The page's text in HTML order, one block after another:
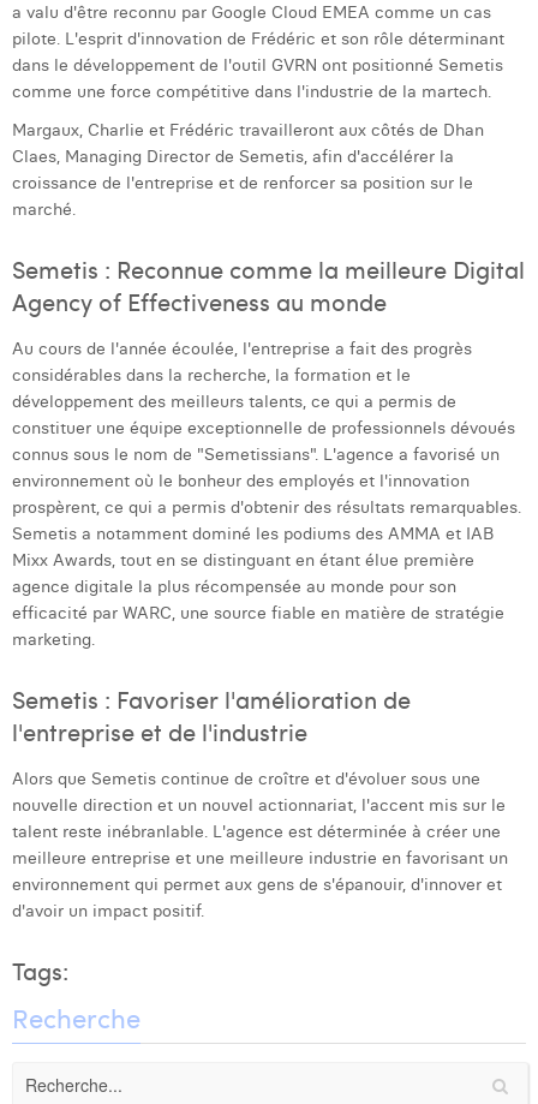
a valu d'être reconnu par Google Cloud EMEA comme un cas
pilote. L'esprit d'innovation de Frédéric et son rôle déterminant
dans le développement de l'outil GVRN ont positionné Semetis
comme une force compétitive dans l'industrie de la martech.
Margaux, Charlie et Frédéric travailleront aux côtés de Dhan
Claes, Managing Director de Semetis, afin d'accélérer la
croissance de l'entreprise et de renforcer sa position sur le
marché.
Semetis : Reconnue comme la meilleure Digital
Agency of Effectiveness au monde
Au cours de l'année écoulée, l'entreprise a fait des progrès
considérables dans la recherche, la formation et le
développement des meilleurs talents, ce qui a permis de
constituer une équipe exceptionnelle de professionnels dévoués
connus sous le nom de "Semetissians". L'agence a favorisé un
environnement où le bonheur des employés et l'innovation
prospèrent, ce qui a permis d'obtenir des résultats remarquables.
Semetis a notamment dominé les podiums des AMMA et IAB
Mixx Awards, tout en se distinguant en étant élue première
agence digitale la plus récompensée au monde pour son
efficacité par WARC, une source fiable en matière de stratégie
marketing.
Semetis : Favoriser l'amélioration de
l'entreprise et de l'industrie
Alors que Semetis continue de croître et d'évoluer sous une
nouvelle direction et un nouvel actionnariat, l'accent mis sur le
talent reste inébranlable. L'agence est déterminée à créer une
meilleure entreprise et une meilleure industrie en favorisant un
environnement qui permet aux gens de s'épanouir, d'innover et
d'avoir un impact positif.
Tags:
Recherche